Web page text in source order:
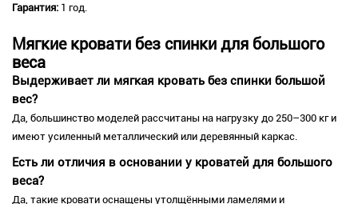
Гарантия: 1 год.
Мягкие кровати без спинки для большого
веса
Выдерживает ли мягкая кровать без спинки большой
вес?
Да, большинство моделей рассчитаны на нагрузку до 250–300 кг и
имеют усиленный металлический или деревянный каркас.
Есть ли отличия в основании у кроватей для большого
веса?
Да, такие кровати оснащены утолщёнными ламелями и